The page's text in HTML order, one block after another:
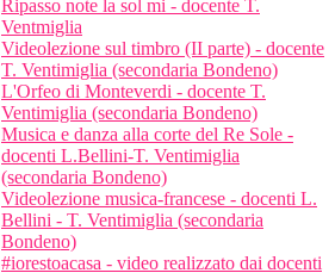
Ripasso note la sol mi - docente T.
Ventmiglia
Videolezione sul timbro (II parte) - docente
T. Ventimiglia (secondaria Bondeno)
L'Orfeo di Monteverdi - docente T.
Ventimiglia (secondaria Bondeno)
Musica e danza alla corte del Re Sole -
docenti L.Bellini-T. Ventimiglia
(secondaria Bondeno)
Videolezione musica-francese - docenti L.
Bellini - T. Ventimiglia (secondaria
Bondeno)
#iorestoacasa - video realizzato dai docenti